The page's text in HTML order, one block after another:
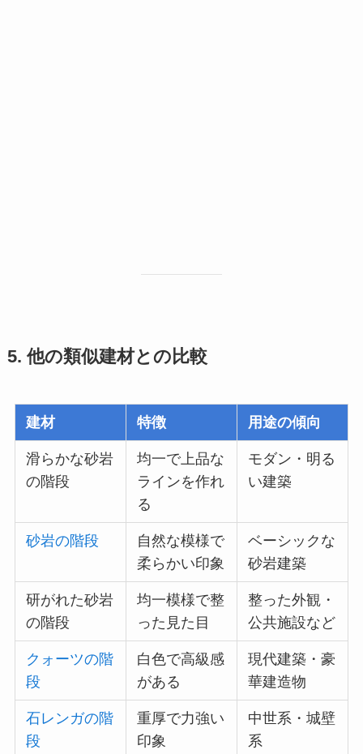
5. 他の類似建材との比較
建材 特徴 用途の傾向
滑らかな砂岩
の階段
均一で上品な
ラインを作れ
る
モダン・明る
い建築
砂岩の階段
自然な模様で
柔らかい印象
ベーシックな
砂岩建築
研がれた砂岩
の階段
均一模様で整
った見た目
整った外観・
公共施設など
クォーツの階
段
白色で高級感
がある
現代建築・豪
華建造物
石レンガの階
段
重厚で力強い
印象
中世系・城壁
系